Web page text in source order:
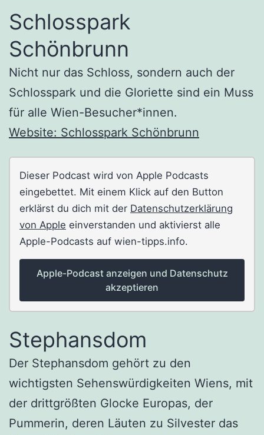
Schlosspark
Schönbrunn
Nicht nur das Schloss, sondern auch der
Schlosspark und die Gloriette sind ein Muss
für alle Wien-Besucher*innen.
Website: Schlosspark Schönbrunn
Dieser Podcast wird von Apple Podcasts
eingebettet. Mit einem Klick auf den Button
erklärst du dich mit der Datenschutzerklärung
von Apple einverstanden und aktivierst alle
Apple-Podcasts auf wien-tipps.info.
Apple-Podcast anzeigen und Datenschutz
akzeptieren
Stephansdom
Der Stephansdom gehört zu den
wichtigsten Sehenswürdigkeiten Wiens, mit
der drittgrößten Glocke Europas, der
Pummerin, deren Läuten zu Silvester das